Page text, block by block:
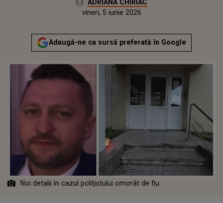
ADRIANA CHIRIAC
Actualizat:
vineri, 5 iunie 2026
Adaugă-ne ca sursă preferată în Google
Noi detalii în cazul poliţistului omorât de fiu